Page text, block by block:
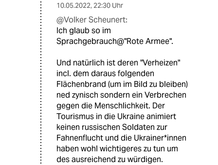
10.05.2022, 22:30 Uhr
@Volker Scheunert:
Ich glaub so im
Sprachgebrauch@"Rote Armee".
Und natürlich ist deren "Verheizen"
incl. dem daraus folgenden
Flächenbrand (um im Bild zu bleiben)
ned zynisch sondern ein Verbrechen
gegen die Menschlichkeit. Der
Tourismus in die Ukraine animiert
keinen russischen Soldaten zur
Fahnenflucht und die Ukrainer*innen
haben wohl wichtigeres zu tun um
des ausreichend zu würdigen.